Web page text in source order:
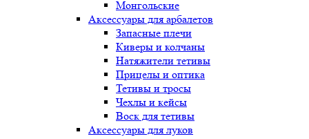
Монгольские
Аксессуары для арбалетов
Запасные плечи
Киверы и колчаны
Натяжители тетивы
Прицелы и оптика
Тетивы и тросы
Чехлы и кейсы
Воск для тетивы
Аксессуары для луков